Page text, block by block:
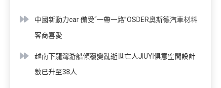
中國新動力car 備受“一帶一路”OSDER奧斯德汽車材料
客商喜愛
越南下龍灣游船傾覆變亂逝世亡人JIUYI俱意空間設計
數已升至38人